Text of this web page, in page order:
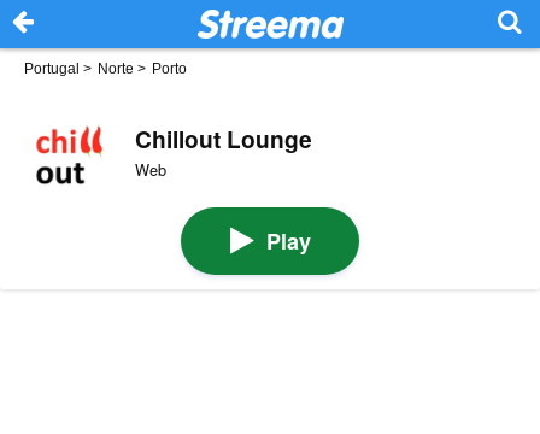
Portugal > Norte > Porto
Chillout Lounge
Web
Play